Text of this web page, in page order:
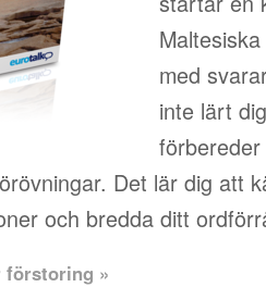
med
inte lärt
Det lär dig att
och bredda ditt
förstoring »